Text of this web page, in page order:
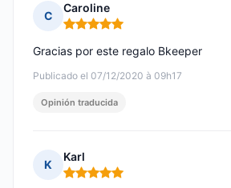
C
Caroline
Nota: 5 de 5
Publicado el 07/12/2020 à 09h17
Gracias por este regalo Bkeeper
Opinión traducida
K
Karl
Nota: 5 de 5